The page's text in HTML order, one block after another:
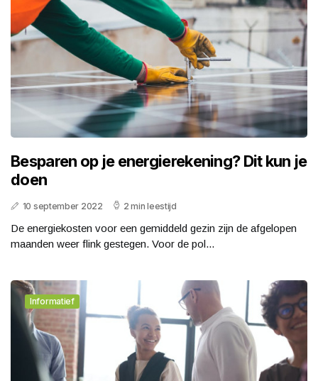
Besparen op je energierekening? Dit kun je
doen
10 september 2022 2 min leestijd
De energiekosten voor een gemiddeld gezin zijn de afgelopen
maanden weer flink gestegen. Voor de pol...
Informatief